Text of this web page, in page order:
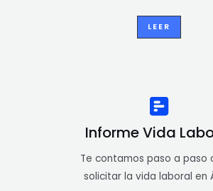
LEER
Informe Vida
Te contamos paso a paso
solicitar la vida laboral en